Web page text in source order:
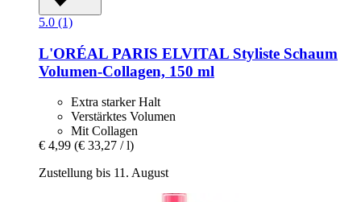
5.0 (1)
L'ORÉAL PARIS ELVITAL Styliste Schaum
Volumen-​Collagen, 150 ml
Extra starker Halt
Verstärktes Volumen
Mit Collagen
€ 4,99 (€ 33,27 / l)
Zustellung bis 11. August